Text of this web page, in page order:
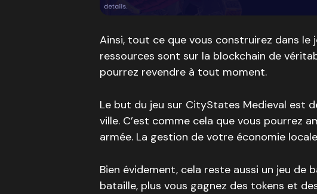
Ainsi, tout ce que vous construirez dans le
ressources sont sur la blockchain de
pourrez revendre à tout moment.
Le but du jeu sur CityStates Medieval est
ville. C’est comme cela que vous pourrez
armée. La gestion de votre économie
Bien évidement, cela reste aussi un jeu de
bataille, plus vous gagnez des tokens et